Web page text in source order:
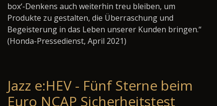
box‘-Denkens auch weiterhin treu bleiben, um
Produkte zu gestalten, die Überraschung und
Begeisterung in das Leben unserer Kunden bringen.“
(Honda-Pressedienst, April 2021)
Jazz e:HEV - Fünf Sterne beim
Euro NCAP Sicherheitstest